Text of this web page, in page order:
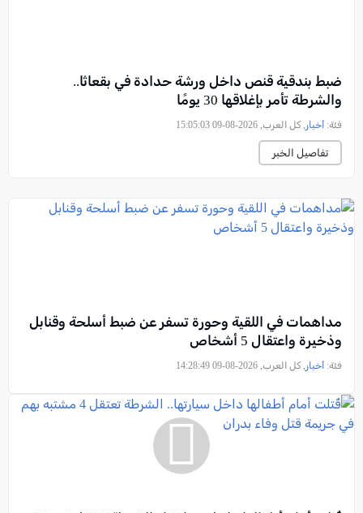
ضبط بندقية قنص داخل ورشة حدادة في بقعاثا..
والشرطة تأمر بإغلاقها 30 يومًا
فئة: أخبار , كل العرب, 2026-08-09 15:05:03
تفاصيل الخبر
مداهمات في اللقية وحورة تسفر عن ضبط أسلحة وقنابل
وذخيرة واعتقال 5 أشخاص
فئة: أخبار , كل العرب, 2026-08-09 14:28:49